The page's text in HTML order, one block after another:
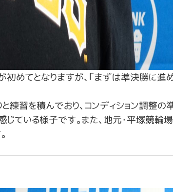
てとなりますが、「まずは準決勝に進
習を積んでおり、コンディション調整の
じている様子です。また、地元・平塚競輪